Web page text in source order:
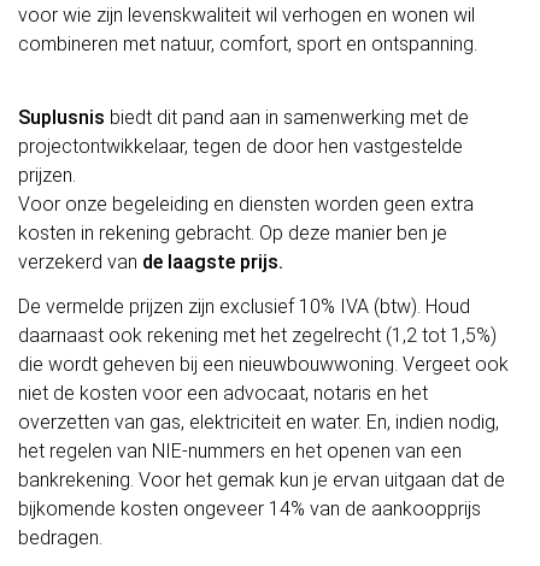
voor wie zijn levenskwaliteit wil verhogen en wonen wil
combineren met natuur, comfort, sport en ontspanning.
Suplusnis biedt dit pand aan in samenwerking met de
projectontwikkelaar, tegen de door hen vastgestelde
prijzen.
Voor onze begeleiding en diensten worden geen extra
kosten in rekening gebracht. Op deze manier ben je
verzekerd van de laagste prijs.
De vermelde prijzen zijn exclusief 10% IVA (btw). Houd
daarnaast ook rekening met het zegelrecht (1,2 tot 1,5%)
die wordt geheven bij een nieuwbouwwoning. Vergeet ook
niet de kosten voor een advocaat, notaris en het
overzetten van gas, elektriciteit en water. En, indien nodig,
het regelen van NIE-nummers en het openen van een
bankrekening. Voor het gemak kun je ervan uitgaan dat de
bijkomende kosten ongeveer 14% van de aankoopprijs
bedragen.